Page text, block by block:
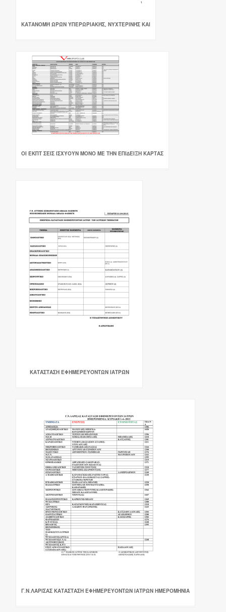
ΚΑΤΑΝΟΜΉ ΩΡΏΝ ΥΠΕΡΩΡΙΑΚΉΣ, ΝΥΧΤΕΡΙΝΉΣ ΚΑΙ
ΟΙ ΕΚΠΤ ΣΕΙΣ ΙΣΧΥΟΥΝ ΜΟΝΟ ΜΕ ΤΗΝ ΕΠΙ∆ΕΙΞΗ ΚΑΡΤΑΣ
ΚΑΤΆΣΤΑΣΗ ΕΦΗΜΕΡΕΥΌΝΤΩΝ ΙΑΤΡΏΝ
Γ.Ν.ΛΑΡΙΣΑΣ ΚΑΤΑΣΤΑΣΗ ΕΦΗΜΕΡΕΥΟΝΤΩΝ ΙΑΤΡΩΝ ΗΜΕΡΟΜΗΝΙΑ